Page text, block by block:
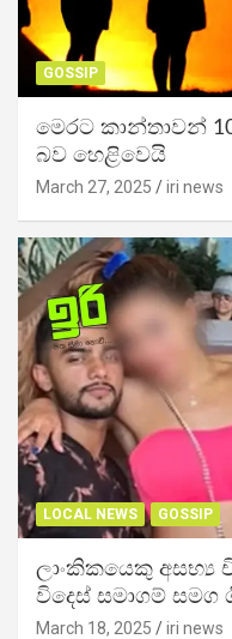
GOSSIP
මෙරට කාන්තාවන්
බව හෙළිවෙයි
March 27, 2025 iri news
LOCAL NEWS GOSSIP
ලාංකිකයෙකු අසභ්‍ය
විදෙස් සමාගම් සමග
March 18, 2025 iri news